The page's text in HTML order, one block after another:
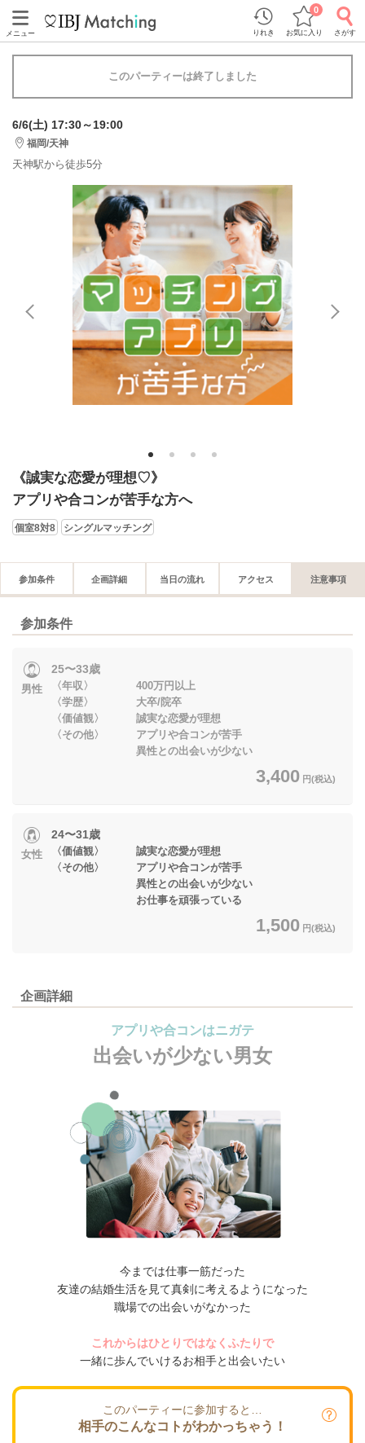
メニュー りれき お気に入り
0
さがす
このパーティーは終了しました
6/6(土) 17:30～19:00
福岡/天神
天神駅から徒歩5分
1 2 3 4
《誠実な恋愛が理想♡》
アプリや合コンが苦手な方へ
個室8対8 シングルマッチング
参加条件 企画詳細 当日の流れ アクセス 注意事項
参加条件
男性
25〜33歳
〈年収〉 400万円以上
〈学歴〉 大卒/院卒
〈価値観〉 誠実な恋愛が理想
〈その他〉 アプリや合コンが苦手
異性との出会いが少ない
3,400 円(税込)
女性
24〜31歳
〈価値観〉 誠実な恋愛が理想
〈その他〉 アプリや合コンが苦手
異性との出会いが少ない
お仕事を頑張っている
1,500 円(税込)
企画詳細
アプリや合コンはニガテ
出会いが少ない男女
今までは仕事一筋だった
友達の結婚生活を見て真剣に考えるようになった
職場での出会いがなかった
これからはひとりではなくふたりで
一緒に歩んでいけるお相手と出会いたい
このパーティーに参加すると…
相手のこんなコトがわかっちゃう！